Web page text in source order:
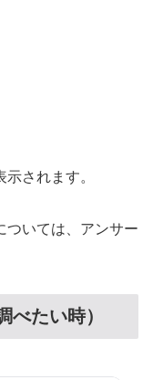
されます。
ついては、アンサー
べたい時）